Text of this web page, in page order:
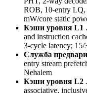
ROB, 10-entry LQ,
mW/core static
Кэши уровня L1
and instruction
3-cycle latency; 15/
Служба
entry stream
Nehalem
Кэши уровня L2
associative,